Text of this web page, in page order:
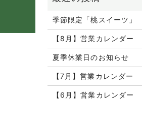
季節限定「桃スイーツ」
【8月】営業カレンダー
夏季休業日のお知らせ
【7月】営業カレンダー
【6月】営業カレンダー